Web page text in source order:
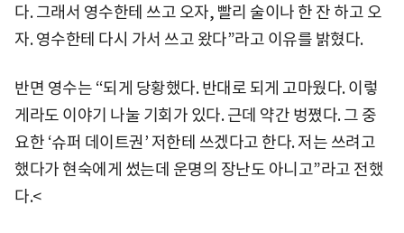
다. 그래서 영수한테 쓰고 오자, 빨리 술이나 한 잔 하고 오
자. 영수한테 다시 가서 쓰고 왔다”라고 이유를 밝혔다.
반면 영수는 “되게 당황했다. 반대로 되게 고마웠다. 이렇
게라도 이야기 나눌 기회가 있다. 근데 약간 벙쪘다. 그 중
요한 ‘슈퍼 데이트권’ 저한테 쓰겠다고 한다. 저는 쓰려고
했다가 현숙에게 썼는데 운명의 장난도 아니고”라고 전했
다.<